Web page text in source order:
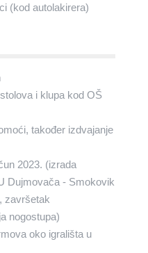
(kod autolakirera)
i klupa kod OŠ
također izdvajanje
2023. (izrada
Dujmovača - Smokovik
završetak
nogostupa)
oko igrališta u